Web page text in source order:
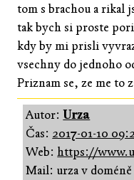
tom s brachou a rikal
tak bych si proste
kdy by mi prisli
vsechny do jednoho
Priznam se, ze me to
Autor:Urza
Čas: 2017-01-10
Web:https://
Mail: urza v